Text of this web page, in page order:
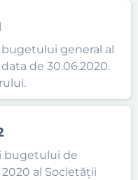
general al
de 30.06.2020.
bugetului de
al Societății